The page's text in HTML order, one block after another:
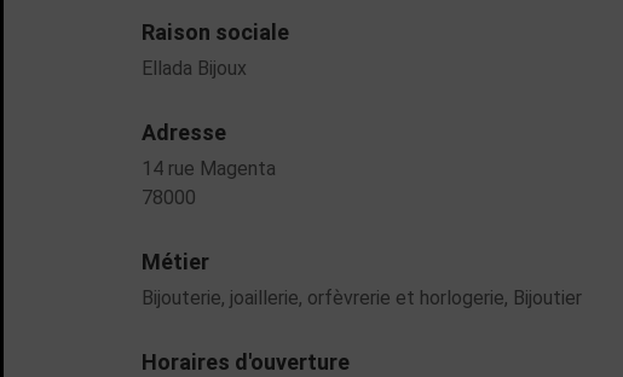
Raison sociale
Ellada Bijoux
Adresse
14 rue Magenta
78000
Métier
Bijouterie, joaillerie, orfèvrerie et horlogerie, Bijoutier
Horaires d'ouverture